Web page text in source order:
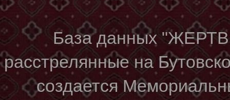
База данных
расстрелянные на
создается